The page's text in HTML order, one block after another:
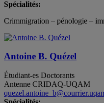
Spécialités:
Crimmigration – pénologie –
Antoine B. Quézel
Étudiant-es Doctorants
Antenne CRIDAQ-UQAM